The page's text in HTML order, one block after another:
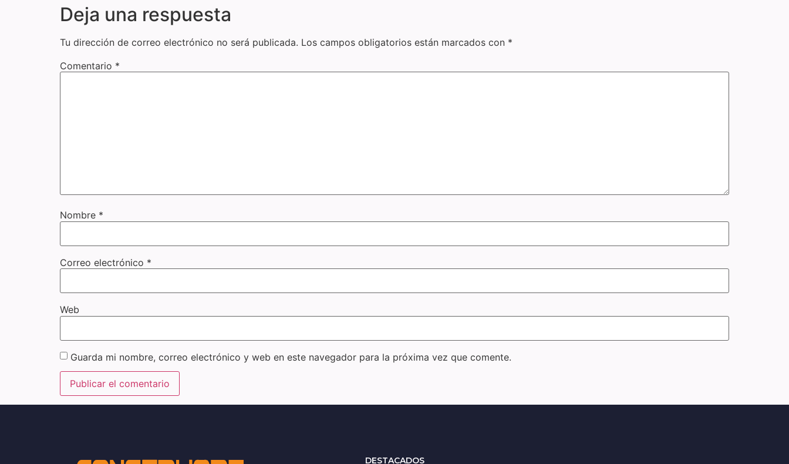
Deja una respuesta
Tu dirección de correo electrónico no será publicada. Los campos obligatorios están marcados con *
Comentario *
Nombre *
Correo electrónico *
Web
Guarda mi nombre, correo electrónico y web en este navegador para la próxima vez que comente.
DESTACADOS